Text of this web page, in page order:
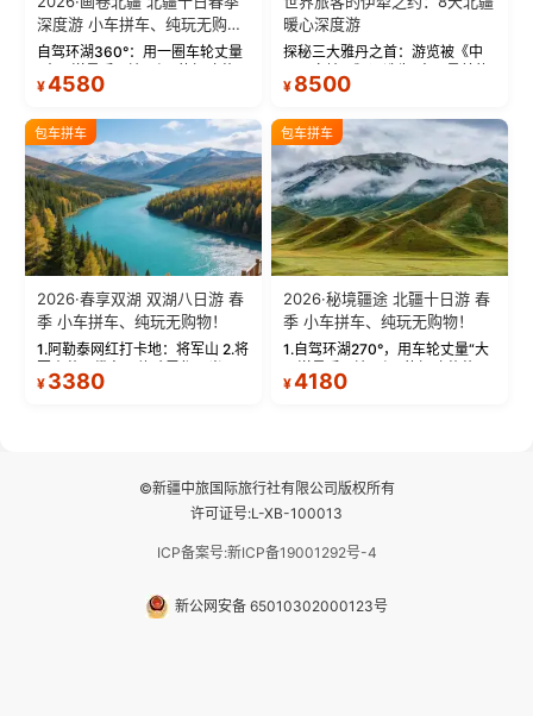
深度游 小车拼车、纯玩无购
物！
自驾环湖360°：用一圈车轮丈量
蓝。 赛湖旅拍：甄选多款风格服
绝美瞬间。 赛湖坦克300跟车视
频：专业摄影师...
¥4580
暖心深度游
探秘三大雅丹之首：游览被《中
三大雅丹”第一名的克拉玛依魔鬼
瓦人最大村落——禾木村，欣赏
晨雾与小木...
¥ 8500
包车拼车
2026·春享双湖 双湖八日游 春
季 小车拼车、纯玩无购物！
1.阿勒泰网红打卡地：将军山 2.将
军山落日缆车，体验雪都风光 3.
将军山，夕阳派对，蹦迪party 4.
¥ 3380
包车拼车
2026·秘境疆途 北疆十日游 春
季 小车拼车、纯玩无购物！
1.自驾环湖270°，用车轮丈量“大
西洋最后一滴眼泪”的极致蔚蓝，
让雪山、花海与深邃湖水在转弯
¥4180
©新疆中旅国际旅行社有限公司版权所有
许可证号:L-XB-100013
ICP备案号:新ICP备19001292号-4
新公网安备 65010302000123号